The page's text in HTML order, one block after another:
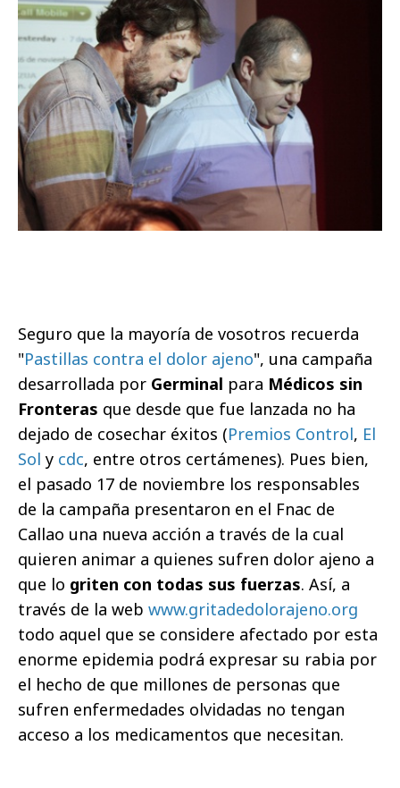
Seguro que la mayoría de vosotros recuerda
"Pastillas contra el dolor ajeno", una campaña
desarrollada por Germinal para Médicos sin
Fronteras que desde que fue lanzada no ha
dejado de cosechar éxitos (Premios Control, El
Sol y cdc, entre otros certámenes). Pues bien,
el pasado 17 de noviembre los responsables
de la campaña presentaron en el Fnac de
Callao una nueva acción a través de la cual
quieren animar a quienes sufren dolor ajeno a
que lo griten con todas sus fuerzas. Así, a
través de la web www.gritadedolorajeno.org
todo aquel que se considere afectado por esta
enorme epidemia podrá expresar su rabia por
el hecho de que millones de personas que
sufren enfermedades olvidadas no tengan
acceso a los medicamentos que necesitan.